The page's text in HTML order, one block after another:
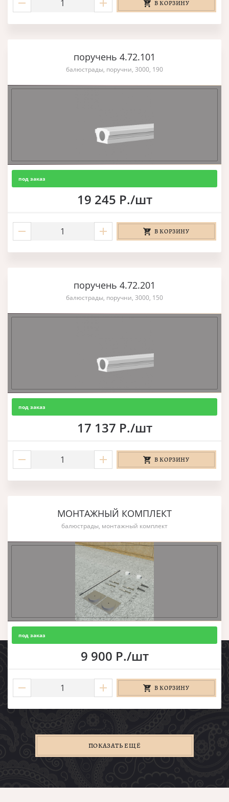
В КОРЗИНУ
поручень 4.72.101
балюстрады, поручни, 3000, 190
под заказ
19 245 Р./шт
В КОРЗИНУ
поручень 4.72.201
балюстрады, поручни, 3000, 150
под заказ
17 137 Р./шт
В КОРЗИНУ
МОНТАЖНЫЙ КОМПЛЕКТ
балюстрады, монтажный комплект
под заказ
9 900 Р./шт
В КОРЗИНУ
ПОКАЗАТЬ ЕЩЁ